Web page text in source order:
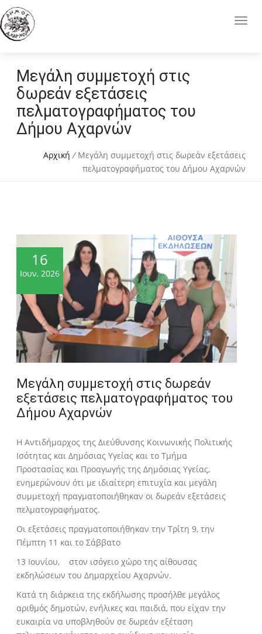
Μεγάλη συμμετοχή στις
δωρεάν εξετάσεις
πελματογραφήματος του
Δήμου Αχαρνών
Αρχική / Μεγάλη συμμετοχή στις δωρεάν εξετάσεις
πελματογραφήματος του Δήμου Αχαρνών
16
Ιουν, 2026
Μεγάλη συμμετοχή στις δωρεάν
εξετάσεις πελματογραφήματος του
Δήμου Αχαρνών
Η Αντιδήμαρχος της Διεύθυνσης Κοινωνικής Πολιτικής
Ισότητας και Δημόσιας Υγείας και το Τμήμα
Προστασίας και Προαγωγής της Δημόσιας Υγείας,
ενημερώνουν ότι με ιδιαίτερη επιτυχία και μεγάλη
συμμετοχή πραγματοποιήθηκαν οι δωρεάν εξετάσεις
πελματογραφήματος.
Οι εξετάσεις πραγματοποιήθηκαν την Τρίτη 9, την
Πέμπτη 11 και το Σάββατο
13 Ιουνίου, στον ισόγειο χώρο της αίθουσας
εκδηλώσεων του Δημαρχείου Αχαρνών.
Κατά τη διάρκεια της εκδήλωσης προσήλθε μεγάλος
αριθμός δημοτών, ενήλικες και παιδιά, που είχαν την
ευκαιρία να υποβληθούν σε δωρεάν εξέταση